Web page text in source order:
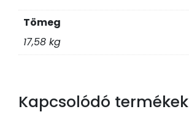
Tömeg
17,58 kg
Kapcsolódó termékek